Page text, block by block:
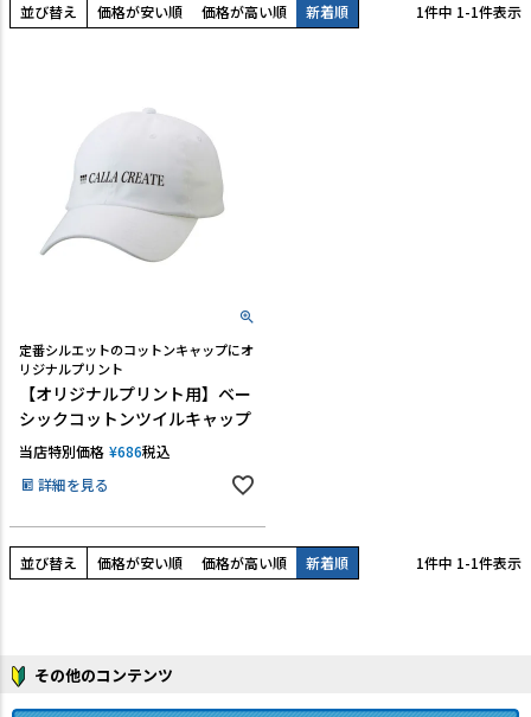
TEL:06-7493-2639
カテゴリーから選ぶ
業種・用途から選ぶ
用語集
プライバシーポリシー
会社概要
並び替え 価格が安い順 価格が高い順 新着順 1件中 1-1件表示
定番シルエットのコットンキャップにオ
リジナルプリント
【オリジナルプリント用】ベー
シックコットンツイルキャップ
当店特別価格 ¥686税込
詳細を見る
並び替え 価格が安い順 価格が高い順 新着順 1件中 1-1件表示
その他のコンテンツ